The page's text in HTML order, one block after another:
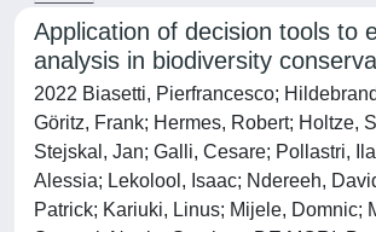
Application of decision tools to
analysis in biodiversity
2022 Biasetti, Pierfrancesco;
Göritz, Frank; Hermes, Robert; Holtze,
Stejskal, Jan; Galli, Cesare; Pollastri,
Alessia; Lekolool, Isaac; Ndereeh,
Patrick; Kariuki, Linus; Mijele, Domnic;